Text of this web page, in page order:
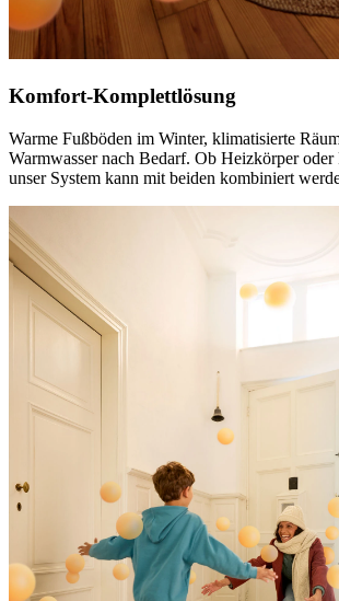
Komfort-Komplettlösung
Warme Fußböden im Winter, klimatisierte
Warmwasser nach Bedarf. Ob Heizkörper oder
unser System kann mit beiden kombiniert